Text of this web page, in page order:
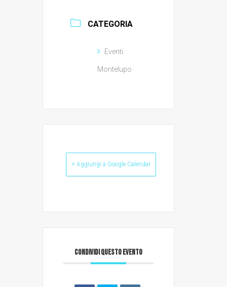
CATEGORIA
Eventi
Montelupo
+ Aggiungi a Google Calendar
CONDIVIDI QUESTO EVENTO